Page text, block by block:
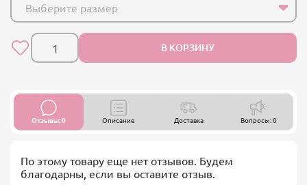
Выберите размер
В КОРЗИНУ
Отзывы: 0 Описание Доставка Вопросы: 0
По этому товару еще нет отзывов. Будем
благодарны, если вы оставите отзыв.